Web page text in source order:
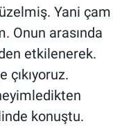
Yani çam
Onun arasında
etkilenerek.
konuştu.